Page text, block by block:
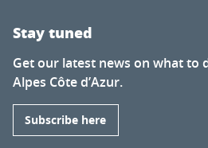
Stay tuned
Get our latest news on what to
Alpes Côte d’Azur.
Subscribe here